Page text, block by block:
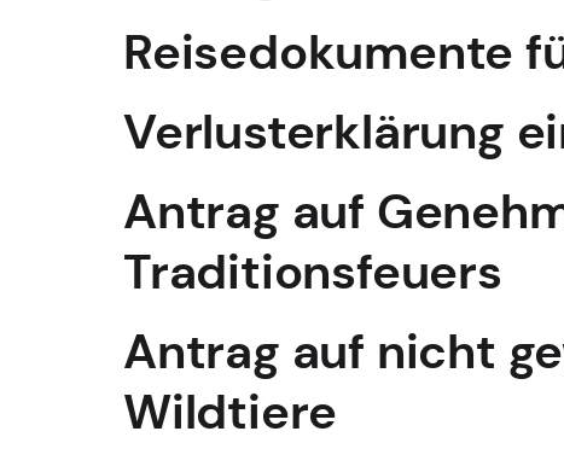
Reisedokumente
Verlusterklärung
Antrag auf
Traditionsfeuers
Antrag auf nicht
Wildtiere